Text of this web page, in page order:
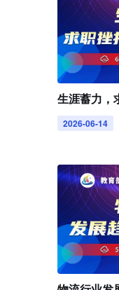
生涯蓄力，
2026-06-14